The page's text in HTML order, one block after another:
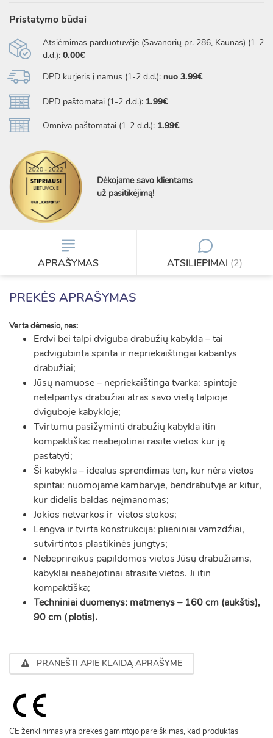
Pristatymo būdai
Atsiėmimas parduotuvėje (Savanorių pr. 286, Kaunas) (1-2
d.d.): 0.00€
DPD kurjeris į namus (1-2 d.d.): nuo 3.99€
DPD paštomatai (1-2 d.d.): 1.99€
Omniva paštomatai (1-2 d.d.): 1.99€
Dėkojame savo klientams
už pasitikėjimą!
APRAŠYMAS ATSILIEPIMAI (2)
PREKĖS APRAŠYMAS
Verta dėmesio, nes:
Erdvi bei talpi dviguba drabužių kabykla – tai
padvigubinta spinta ir nepriekaištingai kabantys
drabužiai;
Jūsų namuose – nepriekaištinga tvarka: spintoje
netelpantys drabužiai atras savo vietą talpioje
dviguboje kabykloje;
Tvirtumu pasižyminti drabužių kabykla itin
kompaktiška: neabejotinai rasite vietos kur ją
pastatyti;
Ši kabykla – idealus sprendimas ten, kur nėra vietos
spintai: nuomojame kambaryje, bendrabutyje ar kitur,
kur didelis baldas neįmanomas;
Jokios netvarkos ir vietos stokos;
Lengva ir tvirta konstrukcija: plieniniai vamzdžiai,
sutvirtintos plastikinės jungtys;
Nebeprireikus papildomos vietos Jūsų drabužiams,
kabyklai neabejotinai atrasite vietos. Ji itin
kompaktiška;
Techniniai duomenys: matmenys – 160 cm (aukštis),
90 cm (plotis).
PRANEŠTI APIE KLAIDĄ APRAŠYME
CE ženklinimas yra prekės gamintojo pareiškimas, kad produktas